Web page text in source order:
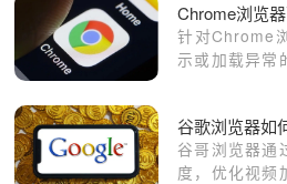
针对Chrome
示或加载异常
谷哥浏览器通
度，优化视频